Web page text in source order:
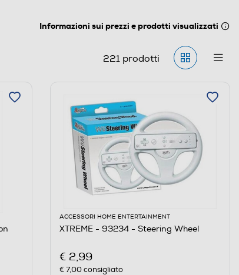
Informazioni sui prezzi e prodotti visualizzati
221prodotti
ACCESSORI HOME ENTERTAINMENT
XTREME - 93234 - Steering Wheel
€ 2,99
€ 7,00consigliato